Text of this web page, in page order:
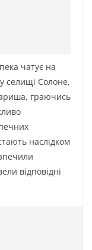
чатує на
селищі Солоне,
граючись
наслідком
відповідні